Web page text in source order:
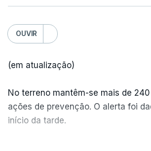
OUVIR
(em atualização)
No terreno mantêm-se mais de
ações de prevenção. O alerta foi
início da tarde.